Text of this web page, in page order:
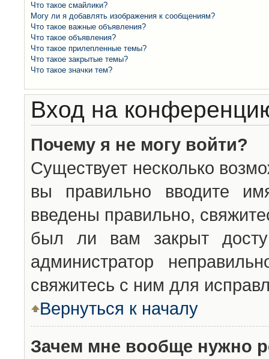
Что такое смайлики?
Могу ли я добавлять изображения к сообщениям?
Что такое важные объявления?
Что такое объявления?
Что такое прилепленные темы?
Что такое закрытые темы?
Что такое значки тем?
Вход на
Почему я не могу войти?
Существует несколько
вы правильно вводите
введены правильно,
был ли вам закрыт
администратор
свяжитесь с ним для
Вернуться к началу
Зачем мне вообще нужно